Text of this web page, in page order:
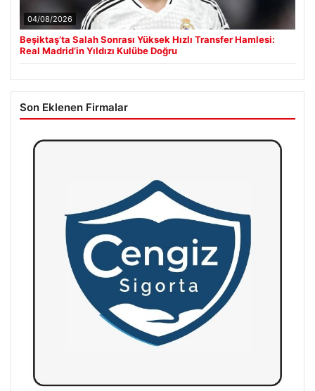
04/08/2026
Beşiktaş’ta Salah Sonrası Yüksek Hızlı Transfer Hamlesi:
Real Madrid’in Yıldızı Kulübe Doğru
Son Eklenen Firmalar